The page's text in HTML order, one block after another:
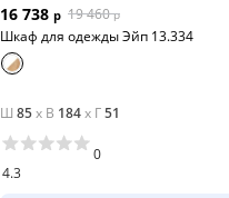
16 738 р 19 460 р
Шкаф для одежды Эйп 13.334
Ш 85x В 184x Г51
4.3
0